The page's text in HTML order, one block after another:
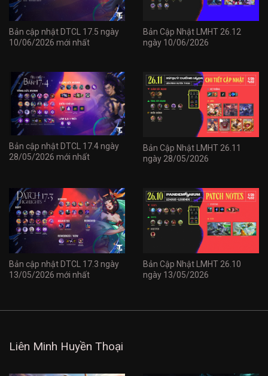
Bản cập nhật DTCL 17.5 ngày
10/06/2026 mới nhất
Bản Cập Nhật LMHT 26.12
ngày 10/06/2026
Bản cập nhật DTCL 17.4 ngày
28/05/2026 mới nhất
Bản Cập Nhật LMHT 26.11
ngày 28/05/2026
Bản cập nhật DTCL 17.3 ngày
13/05/2026 mới nhất
Bản Cập Nhật LMHT 26.10
ngày 13/05/2026
Liên Minh Huyền Thoại